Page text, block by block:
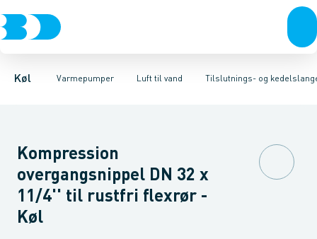
Køl Varmepumper
KompressorerKondenseringsaggregaterFordampere
Luft til vand
Luft til luftLuft til vand JordvarmeTilbehørReservedele
Tilslutnings- og
Varmepumper, split indedeleVarmepumper, split udedele
Kompression
overgangsnippel DN 32 x
11/4'' til rustfri flexrør -
Køl